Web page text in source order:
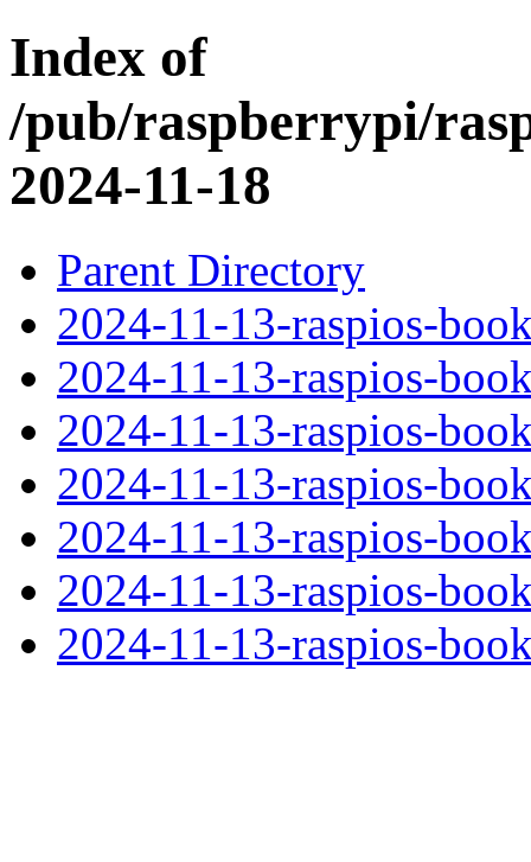
Index of
/pub/raspberrypi/
2024-11-18
Parent Directory
2024-11-13-raspios-
2024-11-13-raspios-
2024-11-13-raspios-
2024-11-13-raspios-
2024-11-13-raspios-
2024-11-13-raspios-
2024-11-13-raspios-